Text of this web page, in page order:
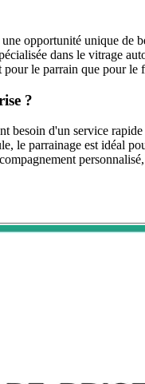
opportunité unique de
dans le vitrage
le parrain que pour
?
besoin d'un service
le parrainage est idéal